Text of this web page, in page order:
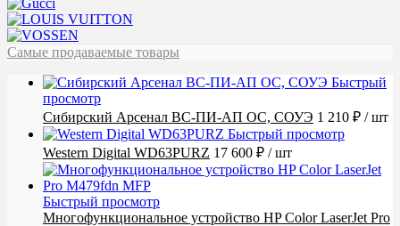
Самые продаваемые товары
Быстрый
просмотр
Сибирский Арсенал ВС-ПИ-АП ОС, СОУЭ 1 210 ₽ / шт
Быстрый просмотр
Western Digital WD63PURZ 17 600 ₽ / шт
Быстрый просмотр
Многофункциональное устройство HP Color LaserJet Pro